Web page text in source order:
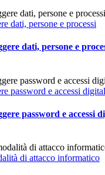
dati, persone e processi
dati, persone e
password e accessi
password e accessi
di attacco informatico